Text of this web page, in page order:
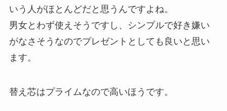
いう人がほとんどだと思うんですよね。
男女とわず使えそうですし、シンプルで好き嫌い
がなさそうなのでプレゼントとしても良いと思い
ます。
替え芯はプライムなので高いほうです。